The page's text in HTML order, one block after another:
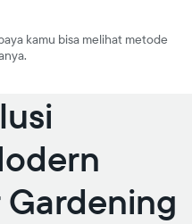
kamu bisa melihat metode